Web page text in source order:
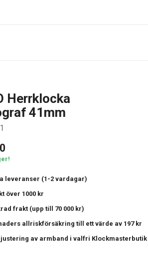
Herrklocka
41mm
leveranser (1-2 vardagar)
över 1000 kr
frakt (upp till 70 000 kr)
allriskförsäkring till ett värde av 197 kr
av armband i valfri Klockmasterbutik